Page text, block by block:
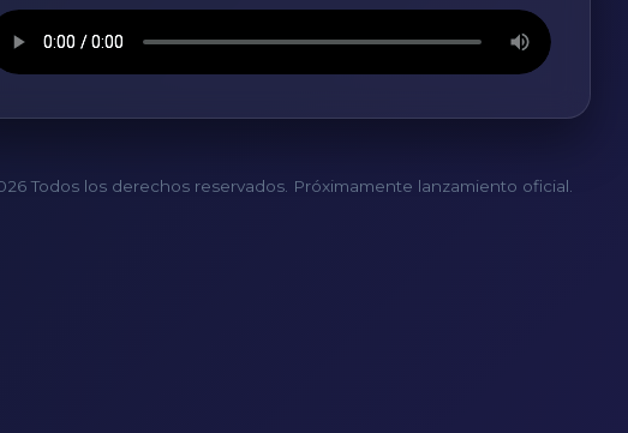
Todos los derechos reservados. Próximamente lanzamiento oficial.